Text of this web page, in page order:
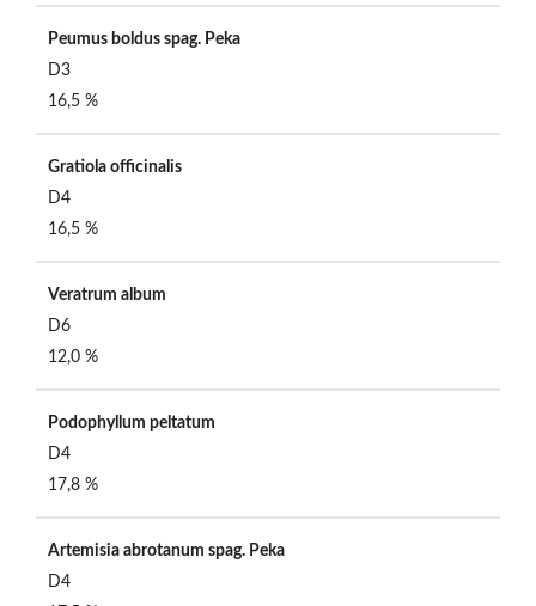
Peumus boldus spag. Peka
D3
16,5 %
Gratiola officinalis
D4
16,5 %
Veratrum album
D6
12,0 %
Podophyllum peltatum
D4
17,8 %
Artemisia abrotanum spag. Peka
D4